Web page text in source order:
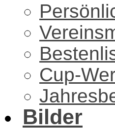
Cup-
Bilder